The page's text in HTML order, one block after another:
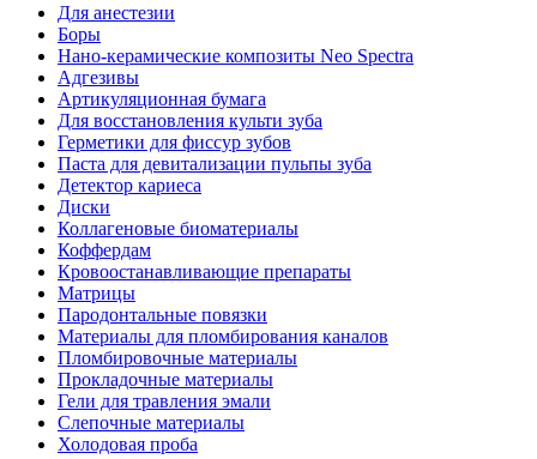
Для анестезии
Боры
Нано-керамические композиты Neo Spectra
Адгезивы
Артикуляционная бумага
Для восстановления культи зуба
Герметики для фиссур зубов
Паста для девитализации пульпы зуба
Детектор кариеса
Диски
Коллагеновые биоматериалы
Коффердам
Кровоостанавливающие препараты
Матрицы
Пародонтальные повязки
Материалы для пломбирования каналов
Пломбировочные материалы
Прокладочные материалы
Гели для травления эмали
Слепочные материалы
Холодовая проба